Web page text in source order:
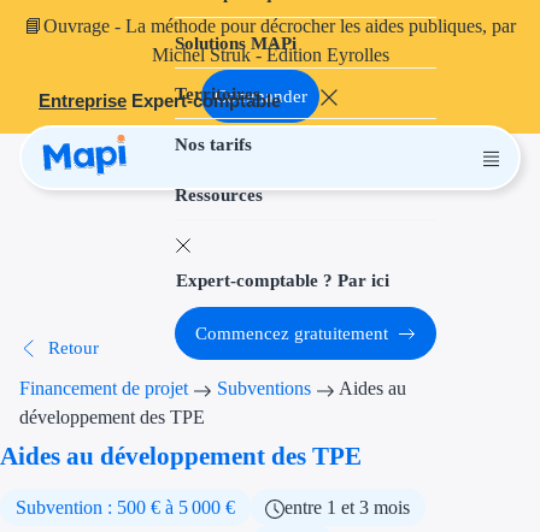
📘Ouvrage - La méthode pour décrocher les aides publiques, par
Michel Struk - Édition Eyrolles
Commander
Entreprise Expert-comptable
Solutions MAPi
Territoires
Nos tarifs
Ressources
Projets finançables
Aides à
Aides
Thématiques
Financement
Expert-comptable ? Par ici
Commencez gratuitement
Retour
Financement de projet Subventions
Aides au
développement des TPE
Aides au développement des TPE
Subvention : 500 € à 5 000 €
entre 1 et 3 mois